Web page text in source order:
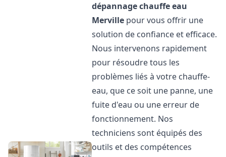
dépannage chauffe eau
Merville pour vous offrir une
solution de confiance et efficace.
Nous intervenons rapidement
pour résoudre tous les
problèmes liés à votre chauffe-
eau, que ce soit une panne, une
fuite d'eau ou une erreur de
fonctionnement. Nos
techniciens sont équipés des
outils et des compétences